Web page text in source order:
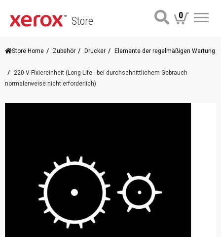
Store 0
Store Home Zubehör Drucker Elemente der regelmäßigen Wartung
220-V-Fixiereinheit (Long-Life - bei durchschnittlichem Gebrauch
normalerweise nicht erforderlich)